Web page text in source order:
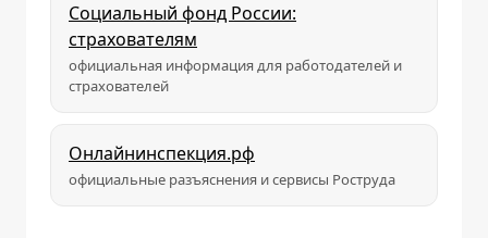
Социальный фонд России:
страхователям
официальная информация для работодателей и
страхователей
Онлайнинспекция.рф
официальные разъяснения и сервисы Роструда